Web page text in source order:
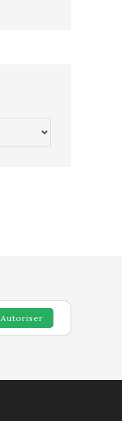
Autoriser